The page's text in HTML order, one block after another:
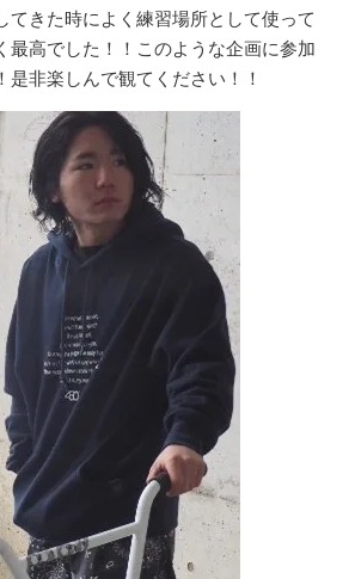
てきた時によく練習場所として使って
最高でした！！このような企画に参加
是非楽しんで観てください！！